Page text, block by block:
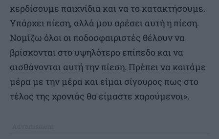
κερδίσουμε παιχνίδια και να το κατακτήσουμε.
Υπάρχει πίεση, αλλά μου αρέσει αυτή η πίεση.
Νομίζω όλοι οι ποδοσφαιριστές θέλουν να
βρίσκονται στο υψηλότερο επίπεδο και να
αισθάνονται αυτή την πίεση. Πρέπει να κοιτάμε
μέρα με την μέρα και είμαι σίγουρος πως στο
τέλος της χρονιάς θα είμαστε χαρούμενοι».